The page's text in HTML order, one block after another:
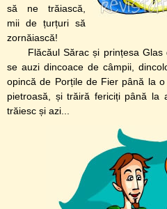
să ne trăiască,
mii de țurțuri să
zornăiască!
Flăcăul Sărac și prințesa
se auzi dincoace de câmpii,
opincă de Porțile de Fier până la
pietroasă, și trăiră fericiți până la
trăiesc și azi...